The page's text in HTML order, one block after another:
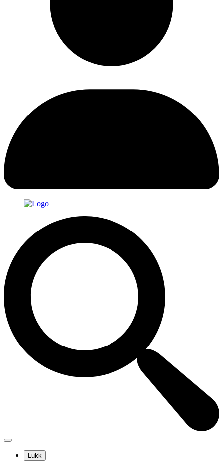
Lukk